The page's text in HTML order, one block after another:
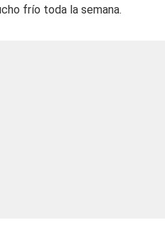
frío toda la semana.